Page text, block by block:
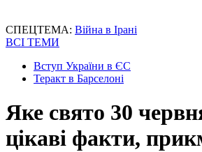
СПЕЦТЕМА: Війна в Ірані
ВСІ ТЕМИ
Вступ України в ЄС
Теракт в Барселоні
Яке свято 30
цікаві факти,